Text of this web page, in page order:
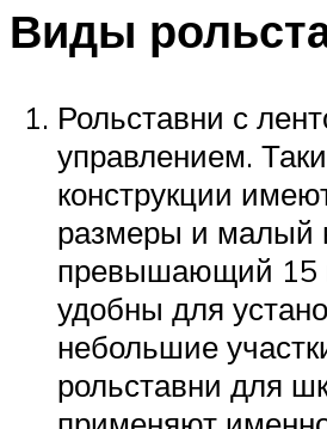
Виды
Рольставни с
управлением.
конструкции
размеры и малый
превышающий 15
удобны для
небольшие
рольставни для